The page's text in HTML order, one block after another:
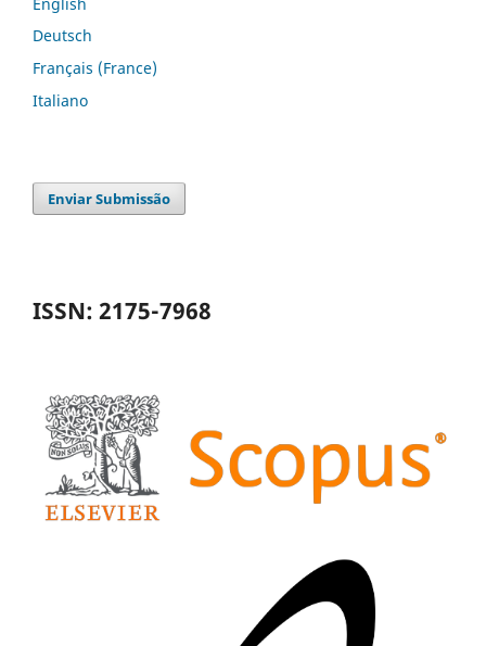
Deutsch
Français (France)
Italiano
Enviar Submissão
ISSN: 2175-7968